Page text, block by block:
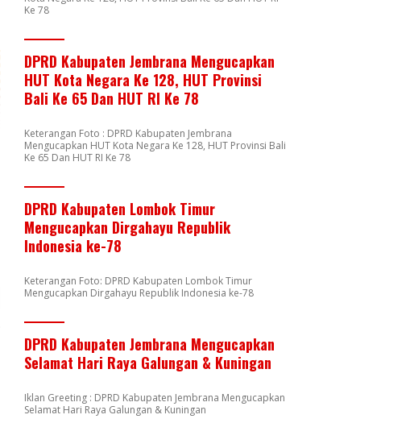
Ke 78
DPRD Kabupaten Jembrana Mengucapkan
HUT Kota Negara Ke 128, HUT Provinsi
Bali Ke 65 Dan HUT RI Ke 78
Keterangan Foto : DPRD Kabupaten Jembrana
Mengucapkan HUT Kota Negara Ke 128, HUT Provinsi Bali
Ke 65 Dan HUT RI Ke 78
DPRD Kabupaten Lombok Timur
Mengucapkan Dirgahayu Republik
Indonesia ke-78
Keterangan Foto: DPRD Kabupaten Lombok Timur
Mengucapkan Dirgahayu Republik Indonesia ke-78
DPRD Kabupaten Jembrana Mengucapkan
Selamat Hari Raya Galungan & Kuningan
Iklan Greeting : DPRD Kabupaten Jembrana Mengucapkan
Selamat Hari Raya Galungan & Kuningan